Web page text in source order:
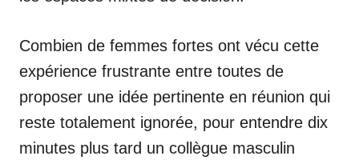
Combien de femmes fortes ont vécu cette
expérience frustrante entre toutes de
proposer une idée pertinente en réunion qui
reste totalement ignorée, pour entendre dix
minutes plus tard un collègue masculin